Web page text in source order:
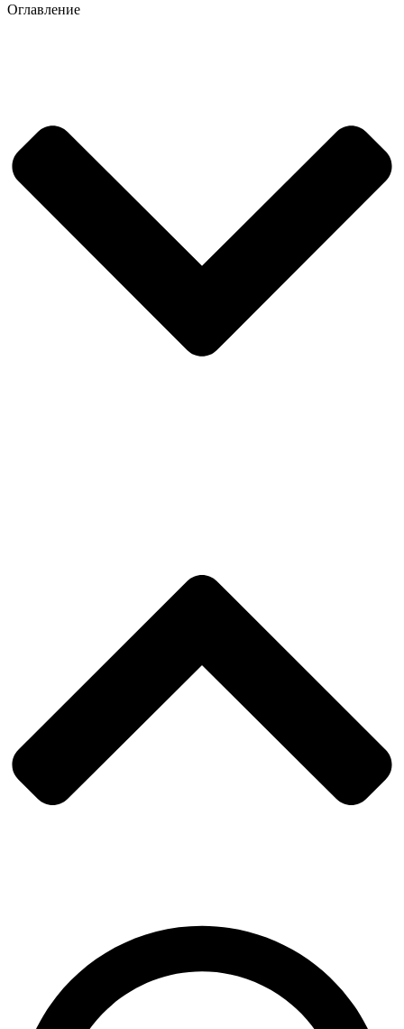
Оглавление